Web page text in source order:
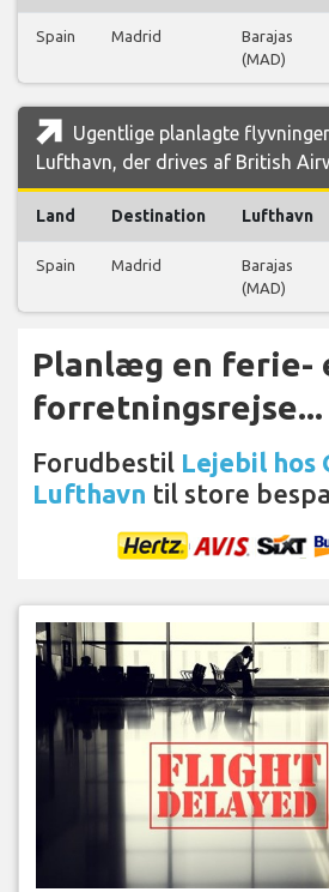
Spain Madrid
Barajas
(MAD)
Ugentlige planlagte
Lufthavn, der drives af British
Land Destination Lufthavn
Spain Madrid
Barajas
(MAD)
Planlæg en ferie-
forretningsrejse...
Forudbestil Lejebil hos
Lufthavn til store